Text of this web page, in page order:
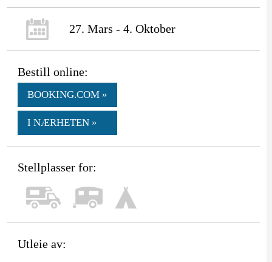
27. Mars - 4. Oktober
Bestill online:
BOOKING.COM »
I NÆRHETEN »
Stellplasser for:
Utleie av: